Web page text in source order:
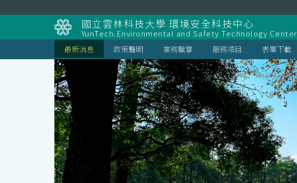
到
主
要
內
容
區
塊
國立雲林科技大學 環境安全科技中心
YunTech.Environmental and Safety Technology Center
最新消息
政策聲明 業務職掌 服務項目 表單下載